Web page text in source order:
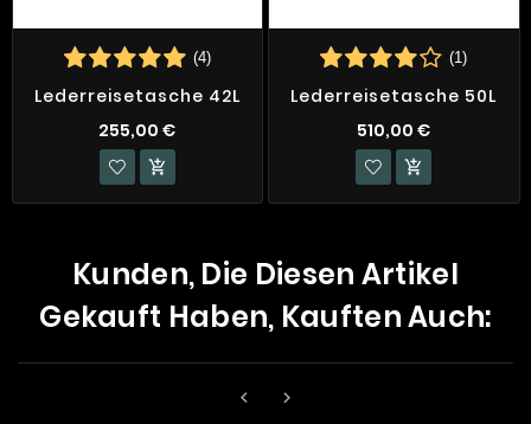
(4)
Lederreisetasche 42L
255,00 €

(1)
Lederreisetasche 50L
510,00 €

Kunden, Die Diesen Artikel
Gekauft Haben, Kauften Auch:
 